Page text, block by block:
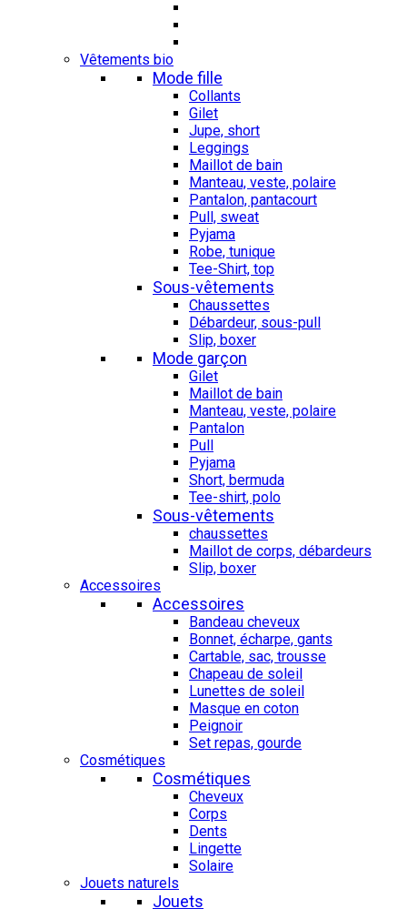
Vêtements bio
Mode fille
Collants
Gilet
Jupe, short
Leggings
Maillot de bain
Manteau, veste, polaire
Pantalon, pantacourt
Pull, sweat
Pyjama
Robe, tunique
Tee-Shirt, top
Sous-vêtements
Chaussettes
Débardeur, sous-pull
Slip, boxer
Mode garçon
Gilet
Maillot de bain
Manteau, veste, polaire
Pantalon
Pull
Pyjama
Short, bermuda
Tee-shirt, polo
Sous-vêtements
chaussettes
Maillot de corps, débardeurs
Slip, boxer
Accessoires
Accessoires
Bandeau cheveux
Bonnet, écharpe, gants
Cartable, sac, trousse
Chapeau de soleil
Lunettes de soleil
Masque en coton
Peignoir
Set repas, gourde
Cosmétiques
Cosmétiques
Cheveux
Corps
Dents
Lingette
Solaire
Jouets naturels
Jouets